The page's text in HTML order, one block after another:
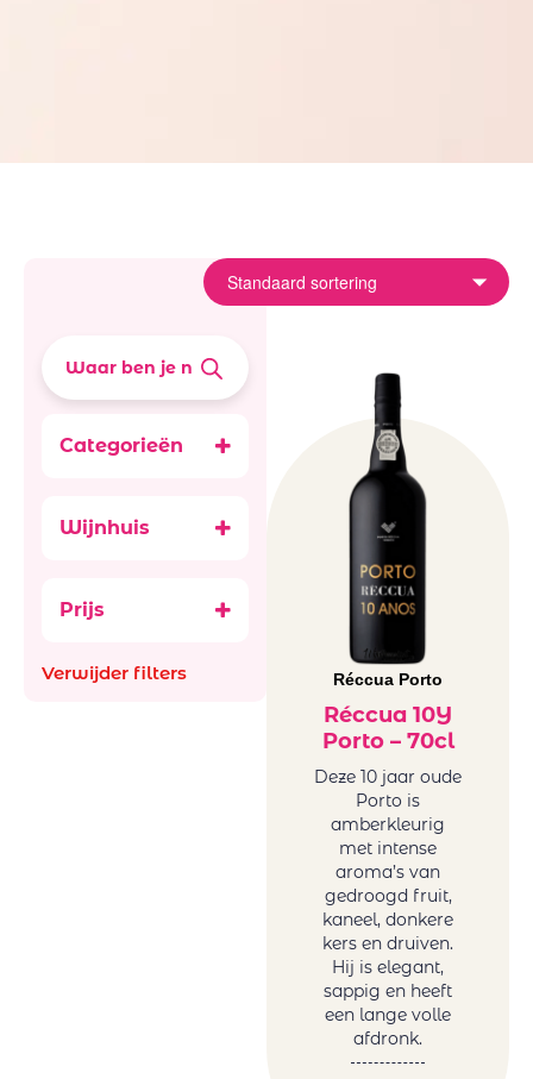
Categorieën
Wijnhuis
Prijs
Verwijder filters Réccua Porto
Réccua 10Y
Porto – 70cl
Deze 10 jaar oude
Porto is
amberkleurig
met intense
aroma’s van
gedroogd fruit,
kaneel, donkere
kers en druiven.
Hij is elegant,
sappig en heeft
een lange volle
afdronk.